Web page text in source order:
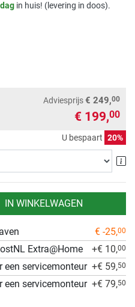
in huis! (levering in doos).
Adviesprijs€ 249,00
€ 199,00
U bespaart 20%
IN WINKELWAGEN
€ -25,00
Extra@Home +€ 10,00
een servicemonteur +€ 59,50
een servicemonteur +€ 79,50